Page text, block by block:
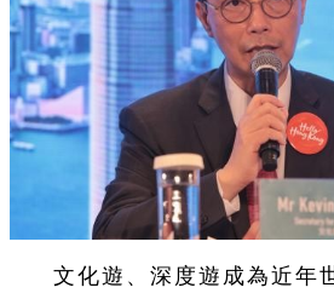
文化遊、深度遊成為近年